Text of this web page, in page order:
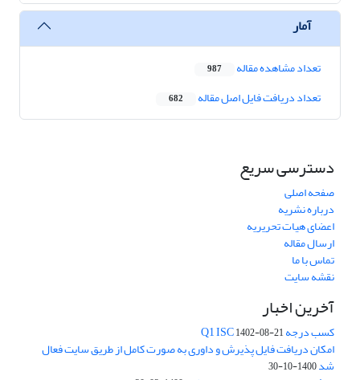
آمار
تعداد مشاهده مقاله 987
تعداد دریافت فایل اصل مقاله 682
دسترسی سریع
صفحه اصلی
درباره نشریه
اعضای هیات تحریریه
ارسال مقاله
تماس با ما
نقشه سایت
آخرین اخبار
کسب درجه Q1 ISC1402-08-21
امکان دریافت فایل پذیرش و داوری به صورت کامل از طریق سایت فعال
شد1400-10-30